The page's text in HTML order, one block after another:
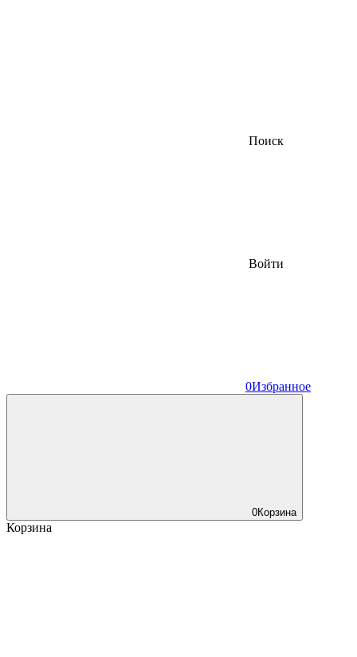
Поиск
Войти
0Избранное
0Корзина
Корзина